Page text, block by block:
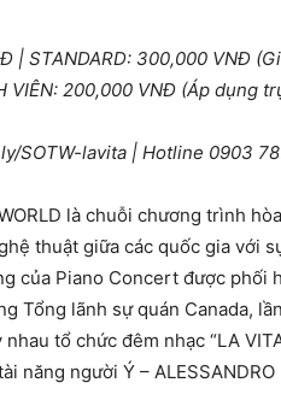
| STANDARD: 300,000 VNĐ
VIÊN: 200,000 VNĐ (Áp dụng
SOTW-lavita | Hotline 0903
là chuỗi chương trình
thuật giữa các quốc gia với
của Piano Concert được phối
Tổng lãnh sự quán Canada,
nhau tổ chức đêm nhạc “LA
năng người Ý –